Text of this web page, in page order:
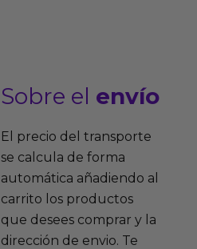
Sobre el envío
El precio del transporte
se calcula de forma
automática añadiendo al
carrito los productos
que desees comprar y la
dirección de envio. Te